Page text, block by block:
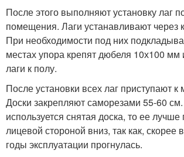
После этого выполняют установку лаг
помещения. Лаги устанавливают через
При необходимости под них
местах упора крепят дюбеля 10х100
лаги к полу.
После установки всех лаг приступают к
Доски закрепляют саморезами 55-60
используется снятая доска, то ее
лицевой стороной вниз, так как, скорее
годы эксплуатации прогнулась.